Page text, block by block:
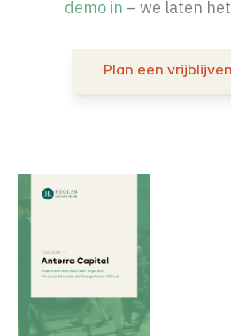
demo in – we laten
Plan een